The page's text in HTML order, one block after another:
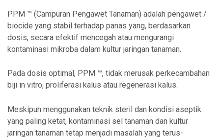
PPM ™ (Campuran Pengawet Tanaman) adalah pengawet /
biocide yang stabil terhadap panas yang, berdasarkan
dosis, secara efektif mencegah atau mengurangi
kontaminasi mikroba dalam kultur jaringan tanaman.
Pada dosis optimal, PPM ™, tidak merusak perkecambahan
biji in vitro, proliferasi kalus atau regenerasi kalus.
Meskipun menggunakan teknik steril dan kondisi aseptik
yang paling ketat, kontaminasi sel tanaman dan kultur
jaringan tanaman tetap menjadi masalah yang terus-